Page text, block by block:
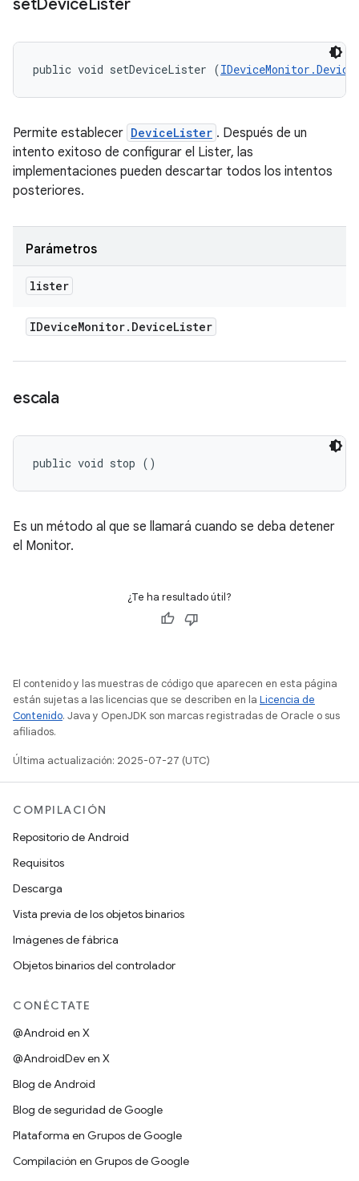
setDeviceLister
public void setDeviceLister (
Permite establecer DeviceLister . Después de un
intento exitoso de configurar el Lister, las
implementaciones pueden descartar todos los intentos
posteriores.
Parámetros
lister
IDeviceMonitor. DeviceLister
escala
public void stop ()
Es un método al que se llamará cuando se deba detener
el Monitor.
¿Te ha resultado útil?
El contenido y las muestras de código que aparecen en esta página
están sujetas a las licencias que se describen en la Licencia de
Contenido. Java y OpenJDK son marcas registradas de Oracle o sus
afiliados.
Última actualización: 2025-07-27 (UTC)
COMPILACIÓN
Repositorio de Android
Requisitos
Descarga
Vista previa de los objetos binarios
Imágenes de fábrica
Objetos binarios del controlador
CONÉCTATE
@Android en X
@AndroidDev en X
Blog de Android
Blog de seguridad de Google
Plataforma en Grupos de Google
Compilación en Grupos de Google